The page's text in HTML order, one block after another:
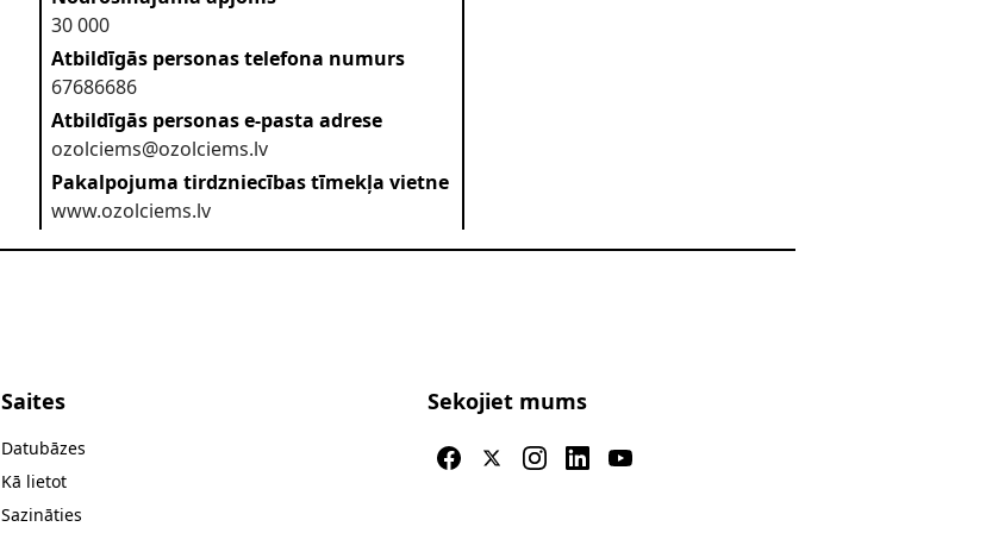
30 000
Atbildīgās personas telefona numurs
67686686
Atbildīgās personas e-pasta adrese
ozolciems@ozolciems.lv
Pakalpojuma tirdzniecības tīmekļa vietne
www.ozolciems.lv
Saites
Datubāzes
Kā lietot
Sazināties
Sekojiet mums